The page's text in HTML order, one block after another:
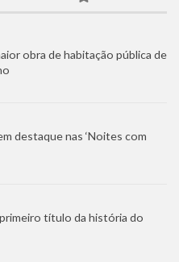
obra de habitação pública de
destaque nas ‘Noites com
título da história do